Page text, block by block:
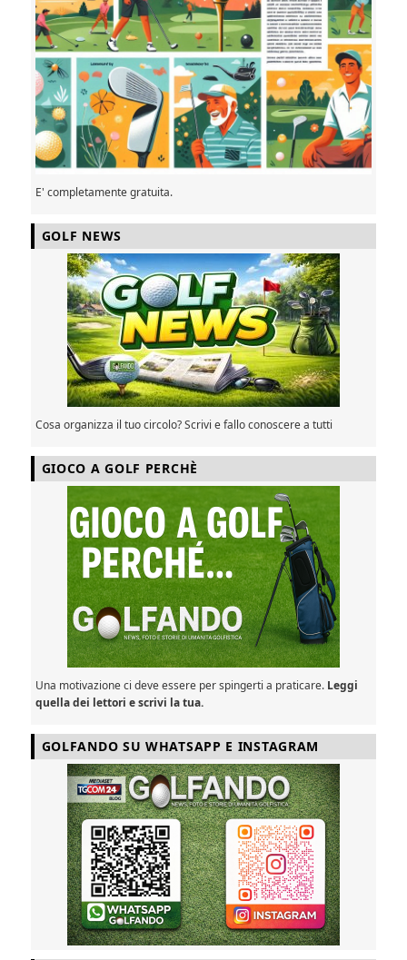
E' completamente gratuita.
GOLF NEWS
Cosa organizza il tuo circolo? Scrivi e fallo conoscere a tutti
GIOCO A GOLF PERCHÈ
Una motivazione ci deve essere per spingerti a praticare. Leggi
quella dei lettori e scrivi la tua.
GOLFANDO SU WHATSAPP E INSTAGRAM